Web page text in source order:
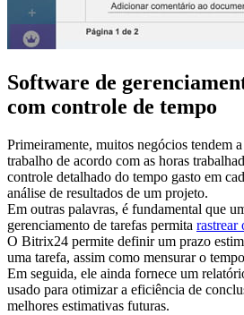
Software de
com controle de tempo
Primeiramente, muitos negócios tendem
trabalho de acordo com as horas
controle detalhado do tempo gasto em
análise de resultados de um projeto.
Em outras palavras, é fundamental que
gerenciamento de tarefas permita rastrear
O Bitrix24 permite definir um prazo
uma tarefa, assim como mensurar o
Em seguida, ele ainda fornece um
usado para otimizar a eficiência de
melhores estimativas futuras.